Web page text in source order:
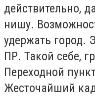
действительно,
нишу.
удержать город.
ПР. Такой себе,
Переходной
Жесточайший